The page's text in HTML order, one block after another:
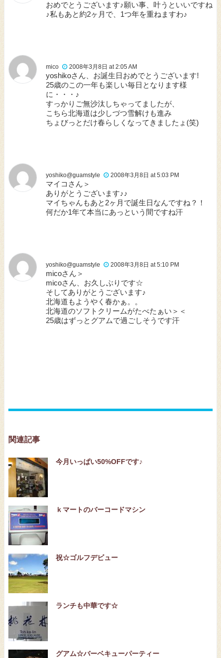
おめでとうございます♪願い事、叶うといいですね
♪私もあと約2ヶ月で、1つ年を重ねますわ♪
mico 2008年3月8日 at 2:05 AM
yoshikoさん、お誕生日おめでとうございます!
25歳のこの一年も楽しい毎日となります様
に・・・♪
すっかりご無沙汰しちゃってましたが、
こちら北海道は少しづつ雪解けも進み
ちょびっとだけ春らしくなってきましたょ(笑)
yoshiko@guamstyle 2008年3月8日 at 5:03 PM
マイコさん＞
ありがとうございます♪♪
マイちゃんもあと2ヶ月で誕生日なんですね？！
何だか1年て本当にあっという間ですね汗
yoshiko@guamstyle 2008年3月8日 at 5:10 PM
micoさん＞
micoさん、お久しぶりです☆
そしてありがとうございます♪
北海道もようやく春かぁ。。
北海道のソフトクリームがたべたぁい＞＜
25歳はずっとグアムで過ごしそうです汗
関連記事
今月いっぱい50%OFFです♪
ｋマートのバーコードマシン
祝☆ゴルフデビュー
ランチも中華です☆
グアム☆バーベキューパーティー